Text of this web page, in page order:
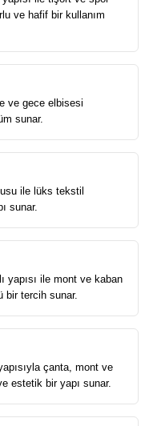
ve hafif bir kullanım
ve gece elbisesi
sunar.
ile lüks tekstil
sunar.
yapısı ile mont ve kaban
bir tercih sunar.
çanta, mont ve
estetik bir yapı sunar.